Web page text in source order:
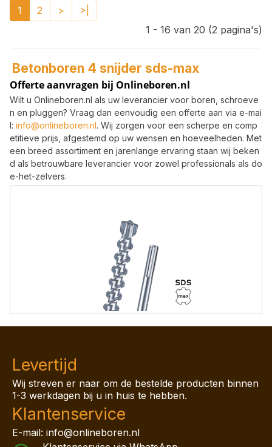
1 2 >
>|
1 - 16 van 20 (2 pagina's)
Betonboren 4 snijder sds-max
Offerte aanvragen bij Onlineboren.nl
Wilt u Onlineboren.nl als uw leverancier voor boren, schroeve
n en pluggen? Vraag dan eenvoudig een offerte aan via e-mai
l: info@onlineboren.nl. Wij zorgen voor een scherpe en comp
etitieve prijs, afgestemd op uw wensen en hoeveelheden. Met
een breed assortiment en jarenlange ervaring staan wij beken
d als betrouwbare leverancier voor zowel professionals als do
e-het-zelvers.
Levertijd
Wij streven er naar om de bestelde producten binnen
1-3 werkdagen bij u in huis te hebben.
Klantenservice
E-mail: info@onlineboren.nl